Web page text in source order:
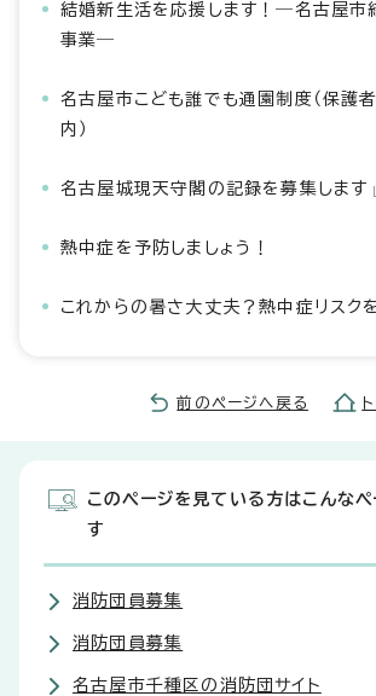
結婚新生活を応援します！―名古屋市
事業―
名古屋市こども誰でも通園制度（保護
内）
名古屋城現天守閣の記録を募集します
熱中症を予防しましょう！
これからの暑さ大丈夫？熱中症リスク
前のページへ戻る
このページを見ている方はこんな
す
消防団員募集
消防団員募集
名古屋市千種区の消防団サイト